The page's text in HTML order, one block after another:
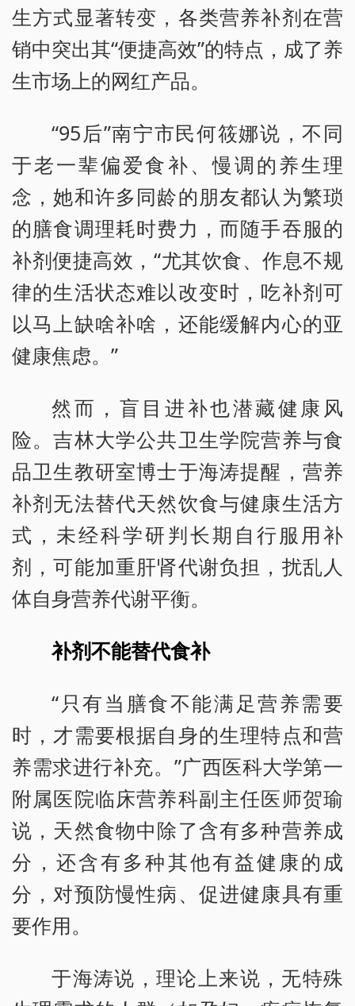
生方式显著转变，各类营养补剂在营
销中突出其“便捷高效”的特点，成了养
生市场上的网红产品。
“95后”南宁市民何筱娜说，不同
于老一辈偏爱食补、慢调的养生理
念，她和许多同龄的朋友都认为繁琐
的膳食调理耗时费力，而随手吞服的
补剂便捷高效，“尤其饮食、作息不规
律的生活状态难以改变时，吃补剂可
以马上缺啥补啥，还能缓解内心的亚
健康焦虑。”
然而，盲目进补也潜藏健康风
险。吉林大学公共卫生学院营养与食
品卫生教研室博士于海涛提醒，营养
补剂无法替代天然饮食与健康生活方
式，未经科学研判长期自行服用补
剂，可能加重肝肾代谢负担，扰乱人
体自身营养代谢平衡。
补剂不能替代食补
“只有当膳食不能满足营养需要
时，才需要根据自身的生理特点和营
养需求进行补充。”广西医科大学第一
附属医院临床营养科副主任医师贺瑜
说，天然食物中除了含有多种营养成
分，还含有多种其他有益健康的成
分，对预防慢性病、促进健康具有重
要作用。
于海涛说，理论上来说，无特殊